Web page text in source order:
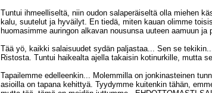
Tuntui ihmeelliseltä, niin oudon salaperäiseltä olla miehen
kalu, suutelut ja hyväilyt. En tiedä, miten kauan olimme
huomasimme auringon alkavan nousunsa uuteen aamuun ja
Tää yö, kaikki salaisuudet sydän paljastaa... Sen se
Ristosta. Tuntui haikealta ajella takaisin kotinurkille, mutta
Tapailemme edelleenkin... Molemmilla on jonkinasteinen
asioilla on tapana kehittyä. Tyydymme kuitenkin tähän,